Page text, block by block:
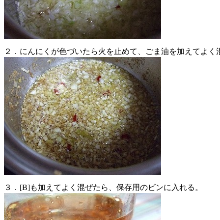
２．にんにくが色づいたら火を止めて、ごま油を加えてよく
３．[B]も加えてよく混ぜたら、保存用のビンに入れる。